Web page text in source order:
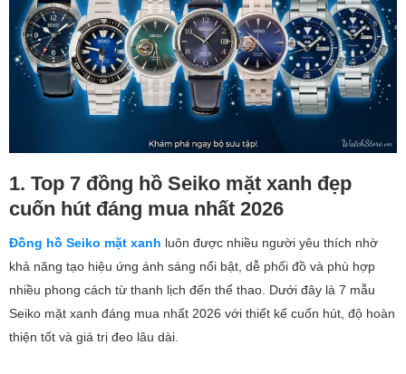
1. Top 7 đồng hồ Seiko mặt xanh đẹp
cuốn hút đáng mua nhất 2026
Đồng hồ Seiko mặt xanh luôn được nhiều người yêu thích nhờ
khả năng tạo hiệu ứng ánh sáng nổi bật, dễ phối đồ và phù hợp
nhiều phong cách từ thanh lịch đến thể thao. Dưới đây là 7 mẫu
Seiko mặt xanh đáng mua nhất 2026 với thiết kế cuốn hút, độ hoàn
thiện tốt và giá trị đeo lâu dài.